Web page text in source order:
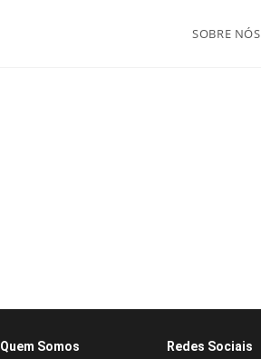
SOBRE NÓS
Quem Somos
Redes Sociais